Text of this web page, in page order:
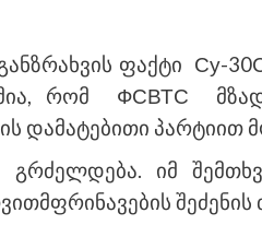
ფაქტი Су-
რომ ФСВТС
დამატებითი პარტიით
გრძელდება. იმ
შეძენის